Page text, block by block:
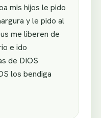
mis hijos le pido
y le pido al
me liberen de
e ido
de DIOS
los bendiga